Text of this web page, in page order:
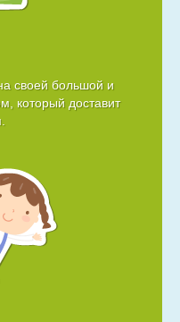
своей большой и
который доставит